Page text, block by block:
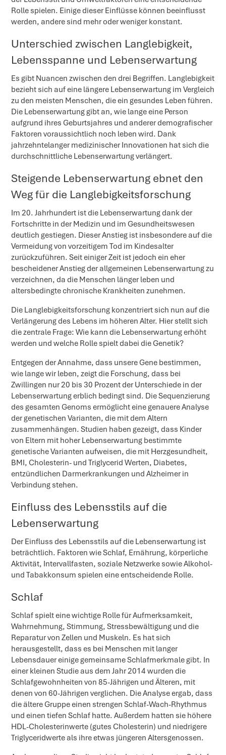
Rolle spielen. Einige dieser Einflüsse können beeinflusst
werden, andere sind mehr oder weniger konstant.
Unterschied zwischen Langlebigkeit,
Lebensspanne und Lebenserwartung
Es gibt Nuancen zwischen den drei Begriffen. Langlebigkeit
bezieht sich auf eine längere Lebenserwartung im Vergleich
zu den meisten Menschen, die ein gesundes Leben führen.
Die Lebenserwartung gibt an, wie lange eine Person
aufgrund ihres Geburtsjahres und anderer demografischer
Faktoren voraussichtlich noch leben wird. Dank
jahrzehntelanger medizinischer Innovationen hat sich die
durchschnittliche Lebenserwartung verlängert.
Steigende Lebenserwartung ebnet den
Weg für die Langlebigkeitsforschung
Im 20. Jahrhundert ist die Lebenserwartung dank der
Fortschritte in der Medizin und im Gesundheitswesen
deutlich gestiegen. Dieser Anstieg ist insbesondere auf die
Vermeidung von vorzeitigem Tod im Kindesalter
zurückzuführen. Seit einiger Zeit ist jedoch ein eher
bescheidener Anstieg der allgemeinen Lebenserwartung zu
verzeichnen, da die Menschen länger leben und
altersbedingte chronische Krankheiten zunehmen.
Die Langlebigkeitsforschung konzentriert sich nun auf die
Verlängerung des Lebens im höheren Alter. Hier stellt sich
die zentrale Frage: Wie kann die Lebenserwartung erhöht
werden und welche Rolle spielt dabei die Genetik?
Entgegen der Annahme, dass unsere Gene bestimmen,
wie lange wir leben, zeigt die Forschung, dass bei
Zwillingen nur 20 bis 30 Prozent der Unterschiede in der
Lebenserwartung erblich bedingt sind. Die Sequenzierung
des gesamten Genoms ermöglicht eine genauere Analyse
der genetischen Varianten, die mit dem Altern
zusammenhängen. Studien haben gezeigt, dass Kinder
von Eltern mit hoher Lebenserwartung bestimmte
genetische Varianten aufweisen, die mit Herzgesundheit,
BMI, Cholesterin- und Triglycerid Werten, Diabetes,
entzündlichen Darmerkrankungen und Alzheimer in
Verbindung stehen.
Einfluss des Lebensstils auf die
Lebenserwartung
Der Einfluss des Lebensstils auf die Lebenserwartung ist
beträchtlich. Faktoren wie Schlaf, Ernährung, körperliche
Aktivität, Intervallfasten, soziale Netzwerke sowie Alkohol-
und Tabakkonsum spielen eine entscheidende Rolle.
Schlaf
Schlaf spielt eine wichtige Rolle für Aufmerksamkeit,
Wahrnehmung, Stimmung, Stressbewältigung und die
Reparatur von Zellen und Muskeln. Es hat sich
herausgestellt, dass es bei Menschen mit langer
Lebensdauer einige gemeinsame Schlafmerkmale gibt. In
einer kleinen Studie aus dem Jahr 2014 wurden die
Schlafgewohnheiten von 85-Jährigen und Älteren, mit
denen von 60-Jährigen verglichen. Die Analyse ergab, dass
die ältere Gruppe einen strengen Schlaf-Wach-Rhythmus
und einen tiefen Schlaf hatte. Außerdem hatten sie höhere
HDL-Cholesterinwerte (gutes Cholesterin) und niedrigere
Triglyceridwerte als ihre etwas jüngeren Altersgenossen.